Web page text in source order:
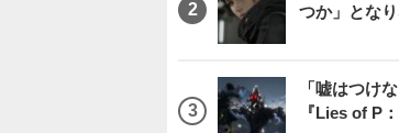
つか」とな
「嘘はつけ
『Lies of P